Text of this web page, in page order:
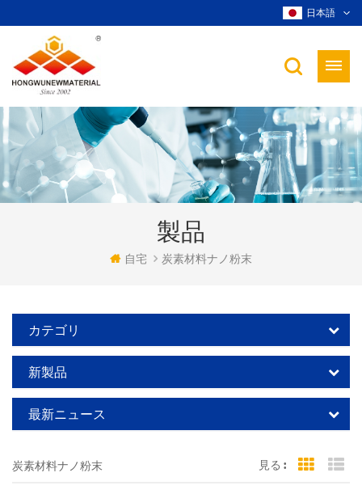
日本語
製品
自宅 炭素材料ナノ粉末
カテゴリ
新製品
最新ニュース
炭素材料ナノ粉末 見る : Grid